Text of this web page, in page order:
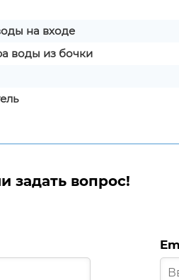
на входе
воды из бочки
задать вопрос!